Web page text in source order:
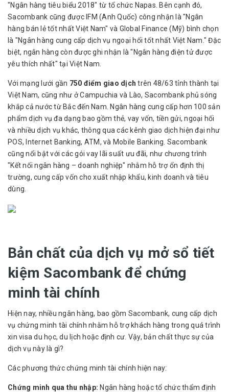
"Ngân hàng tiêu biểu 2018" từ tổ chức Napas. Bên cạnh đó,
Sacombank cũng được IFM (Anh Quốc) công nhận là "Ngân
hàng bán lẻ tốt nhất Việt Nam" và Global Finance (Mỹ) bình chọn
là "Ngân hàng cung cấp dịch vụ ngoại hối tốt nhất Việt Nam." Đặc
biệt, ngân hàng còn được ghi nhận là "Ngân hàng điện tử được
yêu thích nhất" tại Việt Nam.
Với mạng lưới gần 750 điểm giao dịch trên 48/63 tỉnh thành tại
Việt Nam, cũng như ở Campuchia và Lào, Sacombank phủ sóng
khắp cả nước từ Bắc đến Nam. Ngân hàng cung cấp hơn 100 sản
phẩm dịch vụ đa dạng bao gồm thẻ, vay vốn, tiền gửi, ngoại hối
và nhiều dịch vụ khác, thông qua các kênh giao dịch hiện đại như
POS, Internet Banking, ATM, và Mobile Banking. Sacombank
cũng nổi bật với các gói vay lãi suất ưu đãi, như chương trình
"Kết nối ngân hàng – doanh nghiệp" nhằm hỗ trợ ổn định thị
trường, cung cấp vốn cho xuất nhập khẩu, kinh doanh và tiêu
dùng.
Bản chất của dịch vụ mở sổ tiết
kiệm Sacombank để chứng
minh tài chính
Hiện nay, nhiều ngân hàng, bao gồm Sacombank, cung cấp dịch
vụ chứng minh tài chính nhằm hỗ trợ khách hàng trong quá trình
xin visa du học, du lịch hoặc định cư. Vậy, bản chất thực sự của
dịch vụ này là gì?
Các phương thức chứng minh tài chính hiện nay:
Chứng minh qua thu nhập: Ngân hàng hoặc tổ chức thẩm định